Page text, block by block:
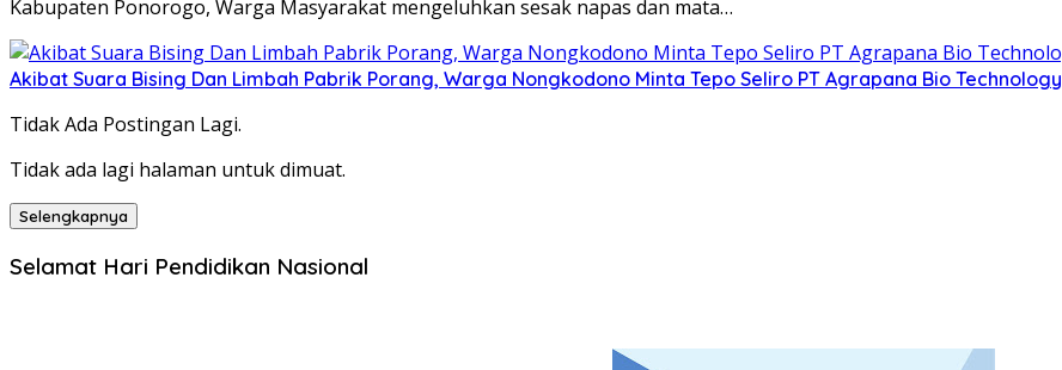
Kabupaten Ponorogo, Warga Masyarakat mengeluhkan sesak napas dan mata…
Akibat Suara Bising Dan Limbah Pabrik Porang, Warga Nongkodono Minta Tepo Seliro PT Agrapana Bio Technology
Tidak Ada Postingan Lagi.
Tidak ada lagi halaman untuk dimuat.
Selengkapnya
Selamat Hari Pendidikan Nasional